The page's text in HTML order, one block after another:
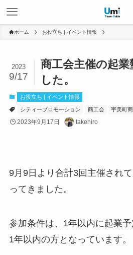
ホーム お役立ち | イベント情報
商工会主催の起
した。
2023
9/17
お役立ち | イベント情報
シティープロモーション 商工会 宇美町
2023年9月17日 takehiro
9月9日より合計3回主催され
ってきました。
参加条件は、1年以内に起業
1年以内の方となっています。